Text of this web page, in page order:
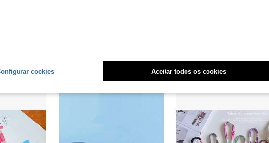
cookies Aceitar todos os cookies